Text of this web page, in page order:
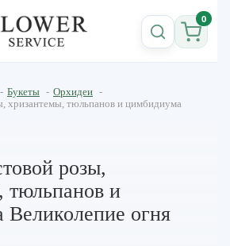
0
- Букеты - Орхидеи -
хризантемы, тюльпанов и цимбидиума
розы,
тюльпанов и
огня